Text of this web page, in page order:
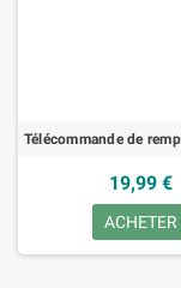
19,99 €
ACHETER